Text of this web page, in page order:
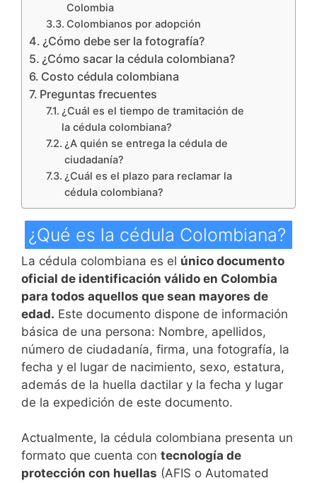
Colombia
Colombianos por adopción
¿Cómo debe ser la fotografía?
¿Cómo sacar la cédula colombiana?
Costo cédula colombiana
Preguntas frecuentes
¿Cuál es el tiempo de tramitación de
la cédula colombiana?
¿A quién se entrega la cédula de
ciudadanía?
¿Cuál es el plazo para reclamar la
cédula colombiana?
¿Qué es la cédula Colombiana?
La cédula colombiana es el único documento
oficial de identificación válido en Colombia
para todos aquellos que sean mayores de
edad. Este documento dispone de información
básica de una persona: Nombre, apellidos,
número de ciudadanía, firma, una fotografía, la
fecha y el lugar de nacimiento, sexo, estatura,
además de la huella dactilar y la fecha y lugar
de la expedición de este documento.
Actualmente, la cédula colombiana presenta un
formato que cuenta con tecnología de
protección con huellas (AFIS o Automated